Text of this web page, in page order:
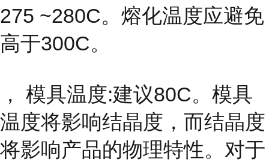
275 ~280C。熔化温度应避免
高于300C。
， 模具温度:建议80C。模具
温度将影响结晶度，而结晶度
将影响产品的物理特性。对于